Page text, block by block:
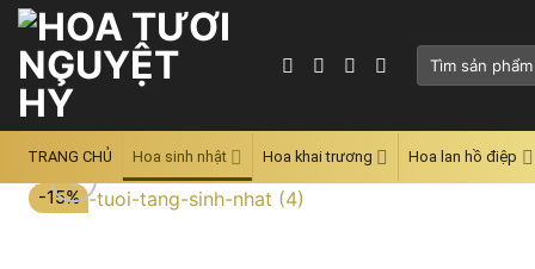
Skip
content
Tìm
TRANG CHỦ Hoa sinh nhật Hoa khai trương Hoa lan hồ điệp
-15%